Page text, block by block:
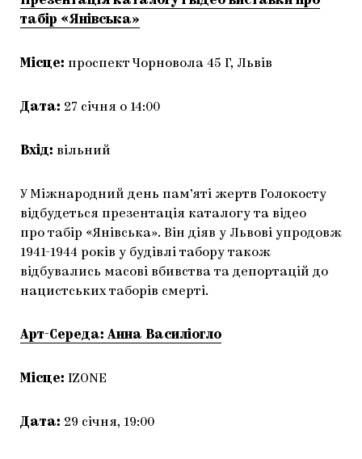
табір «Янівська»
Місце: проспект Чорновола 45 Г, Львів
Дата: 27 січня о 14:00
Вхід: вільний
У Міжнародний день пам’яті жертв Голокосту
відбудеться презентація каталогу та відео
про табір «Янівська». Він діяв у Львові упродовж
1941-1944 років у будівлі табору також
відбувались масові вбивства та депортацій до
нацистських таборів смерті.
Арт-Середа: Анна Василіогло
Місце: IZONE
Дата: 29 січня, 19:00